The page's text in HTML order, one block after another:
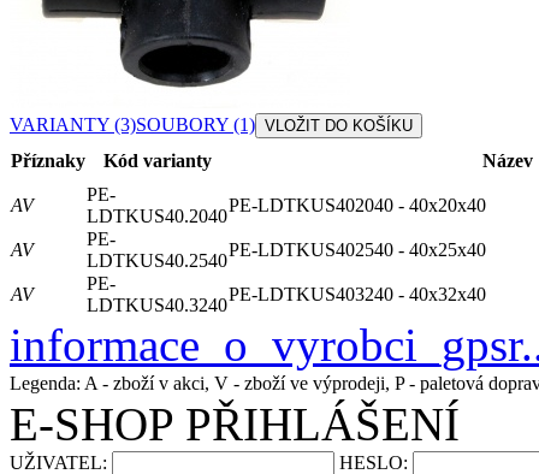
VARIANTY (3)SOUBORY (1)
Příznaky
Kód varianty Název
AV
PE-
LDTKUS40.2040
PE-LDTKUS402040 - 40x20x40
AV
PE-
LDTKUS40.2540
PE-LDTKUS402540 - 40x25x40
AV
PE-
LDTKUS40.3240
PE-LDTKUS403240 - 40x32x40
Legenda: A - zboží v akci, V - zboží ve výprodeji, P - paletová
E-SHOP PŘIHLÁŠENÍ
UŽIVATEL:
HESLO: